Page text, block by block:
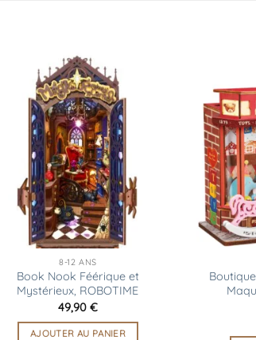
8-12 ANS
Book Nook Féérique et
Mystérieux, ROBOTIME
49,90 €
AJOUTER AU PANIER